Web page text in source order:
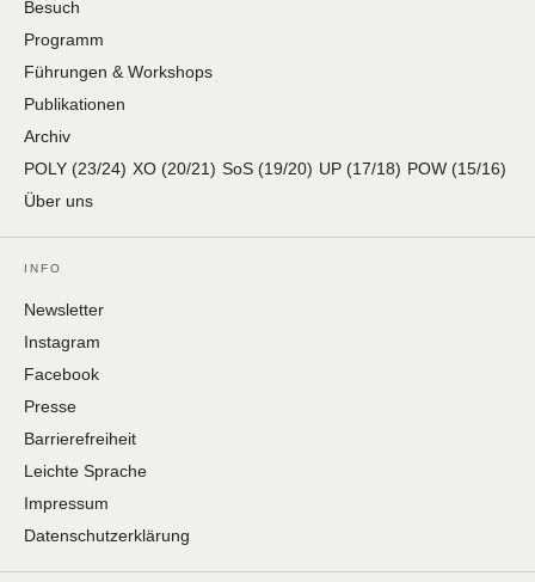
Besuch
Programm
Führungen & Workshops
Publikationen
Archiv
POLY (23/24) XO (20/21) SoS (19/20) UP (17/18) POW (15/16)
Über uns
INFO
Newsletter
Instagram
Facebook
Presse
Barrierefreiheit
Leichte Sprache
Impressum
Datenschutzerklärung